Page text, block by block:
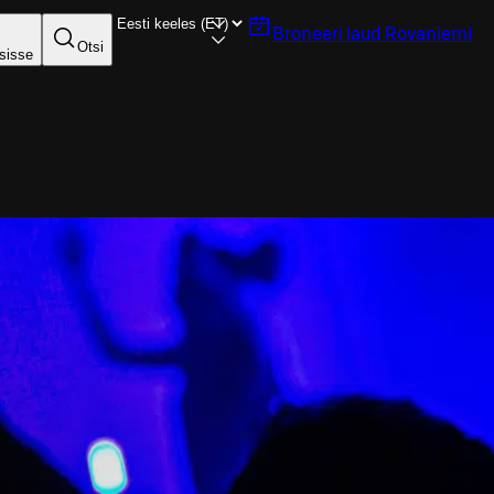
Otsi
Broneeri laud Rovaniemi